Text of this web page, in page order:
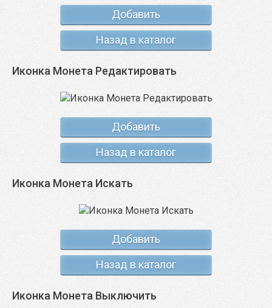
Добавить
Назад в каталог
Иконка Монета Редактировать
Добавить
Назад в каталог
Иконка Монета Искать
Добавить
Назад в каталог
Иконка Монета Выключить